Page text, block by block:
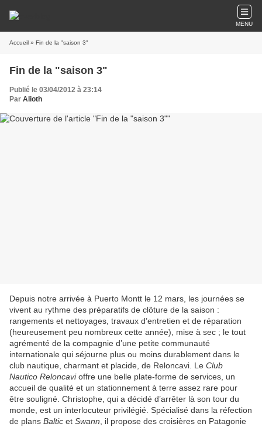
MENU
Accueil » Fin de la "saison 3"
Fin de la "saison 3"
Publié le 03/04/2012 à 23:14
Par Alioth
Depuis notre arrivée à Puerto Montt le 12 mars, les journées se
vivent au rythme des préparatifs de clôture de la saison :
rangements et nettoyages, travaux d’entretien et de réparation
(heureusement peu nombreux cette année), mise à sec ; le tout
agrémenté de la compagnie d’une petite communauté
internationale qui séjourne plus ou moins durablement dans le
club nautique, charmant et placide, de Reloncavi. Le Club
Nautico Reloncavioffre une belle plate-forme de services, un
accueil de qualité et un stationnement à terre assez rare pour
être souligné. Christophe, qui a décidé d’arrêter là son tour du
monde, est un interlocuteur privilégié. Spécialisé dans la réfection
de plans Baltic et Swann , il propose des croisières en Patagonie